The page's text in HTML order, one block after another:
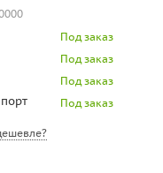
Под заказ
Под заказ
Под заказ
Под заказ